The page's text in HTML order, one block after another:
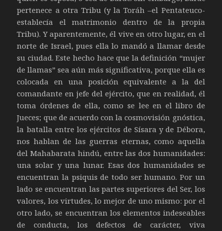
pertenece a otra Tribu (y la Toráh –el Pentateuco-
establecía el matrimonio dentro de la propia
Tribu). Y aparentemente, él vive en otro lugar, en el
norte de Israel, pues ella lo mandó a llamar desde
su ciudad. Este hecho hace que la definición “mujer
de llamas” sea aún más significativa, porque ella es
colocada en una posición equivalente a la del
comandante en jefe del ejército, que en realidad, él
toma órdenes de ella, como se lee en el libro de
Jueces; que de acuerdo con la cosmovisión gnóstica,
la batalla entre los ejércitos de Sísara y de Débora,
nos hablan de las guerras eternas, como aquella
del Mahabarata hindú, entre las dos humanidades:
una solar y una lunar. Esas dos humanidades se
encuentran la psiquis de todo ser humano. Por un
lado se encuentran las partes superiores del Ser, los
valores, los virtudes, lo mejor de uno mismo: por el
otro lado, se encuentran los elementos indeseables
de conducta, los defectos de carácter, viva